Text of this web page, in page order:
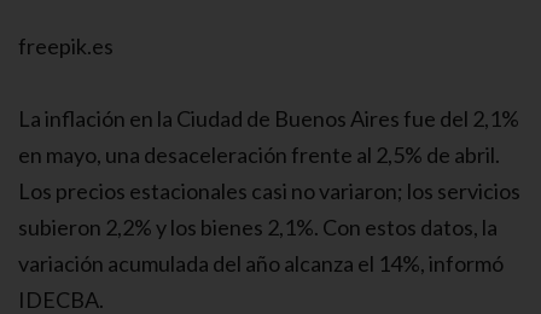
freepik.es
La inflación en la Ciudad de Buenos Aires fue del 2,1%
en mayo, una desaceleración frente al 2,5% de abril.
Los precios estacionales casi no variaron; los servicios
subieron 2,2% y los bienes 2,1%. Con estos datos, la
variación acumulada del año alcanza el 14%, informó
IDECBA.